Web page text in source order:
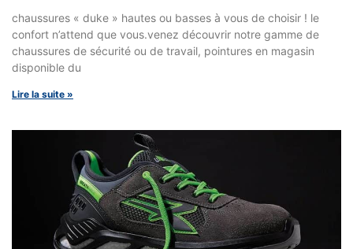
chaussures « duke » hautes ou basses à vous de choisir ! le
confort n’attend que vous.venez découvrir notre gamme de
chaussures de sécurité ou de travail, pointures en magasin
disponible du
Lire la suite »